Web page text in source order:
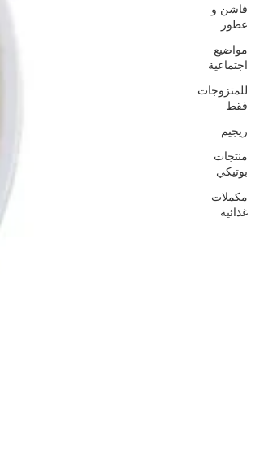
فاشن و
عطور
مواضيع
اجتماعية
للمتزوجات
فقط
ريجيم
منتجات
بوتيكي
مكملات
غذائية